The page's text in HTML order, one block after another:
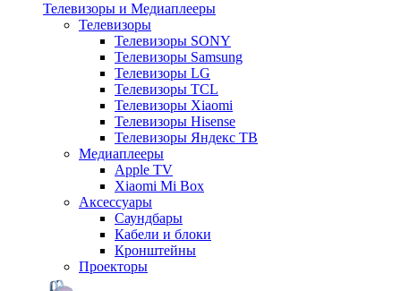
Телевизоры и Медиаплееры
Телевизоры
Телевизоры SONY
Телевизоры Samsung
Телевизоры LG
Телевизоры TCL
Телевизоры Xiaomi
Телевизоры Hisense
Телевизоры Яндекс ТВ
Медиаплееры
Apple TV
Xiaomi Mi Box
Аксессуары
Саундбары
Кабели и блоки
Кронштейны
Проекторы